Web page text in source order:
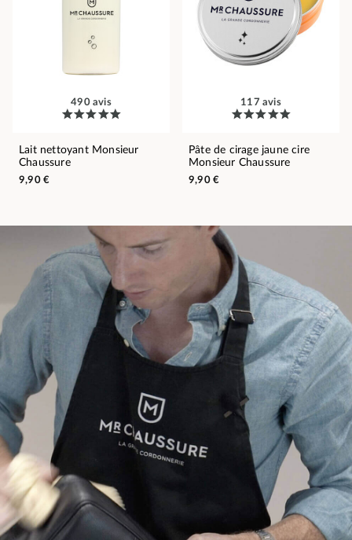
490 avis
Lait nettoyant Monsieur
Chaussure
9,90 €
117 avis
Pâte de cirage jaune cire
Monsieur Chaussure
9,90 €